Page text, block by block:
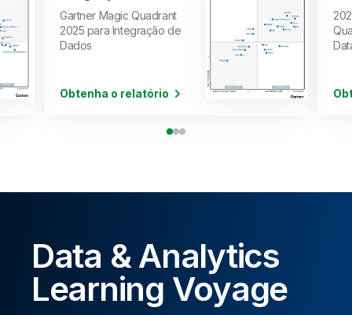
Gartner Magic Quadrant
2025 para Integração de
Dados
Obtenha o relatório
Data & Analytics
Learning Voyage